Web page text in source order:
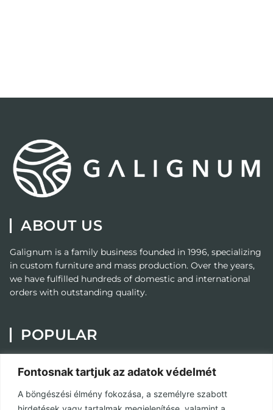
Fontosnak tartjuk az adatok védelmét
A böngészési élmény fokozása, a személyre szabott
ABOUT US
Galignum is a family business founded in 1996, specializing
in custom furniture and mass production. Over the years,
we have fulfilled hundreds of domestic and international
orders with outstanding quality.
POPULAR
Custom Furniture
Contact